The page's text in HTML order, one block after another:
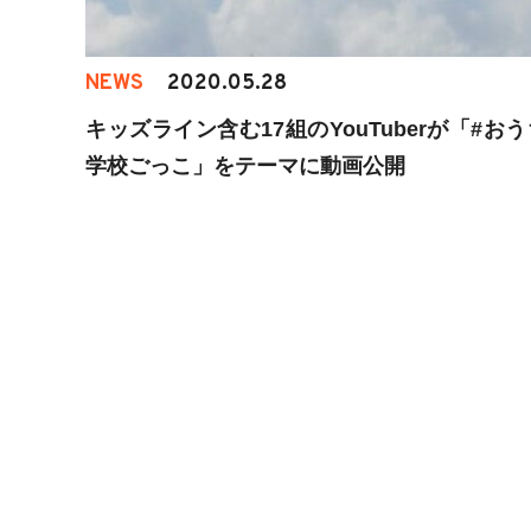
NEWS 2020.05.28
キッズライン含む17組のYouTuberが「#お
学校ごっこ」をテーマに動画公開